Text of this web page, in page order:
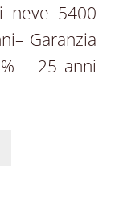
neve 5400
Garanzia
– 25 anni